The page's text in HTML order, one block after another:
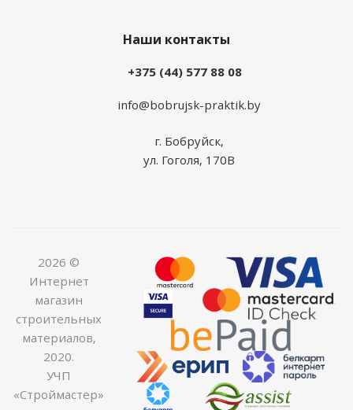
Наши контакты
+375 (44) 577 88 08
info@bobrujsk-praktik.by
г. Бобруйск,
ул. Гоголя, 170В
2026 ©
Интернет
магазин
строительных
материалов,
2020.
УЧП
«Строймастер»